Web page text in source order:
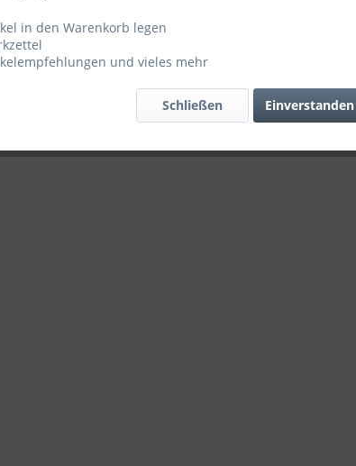
in den Warenkorb legen
und vieles mehr
Einverstanden
Schließen